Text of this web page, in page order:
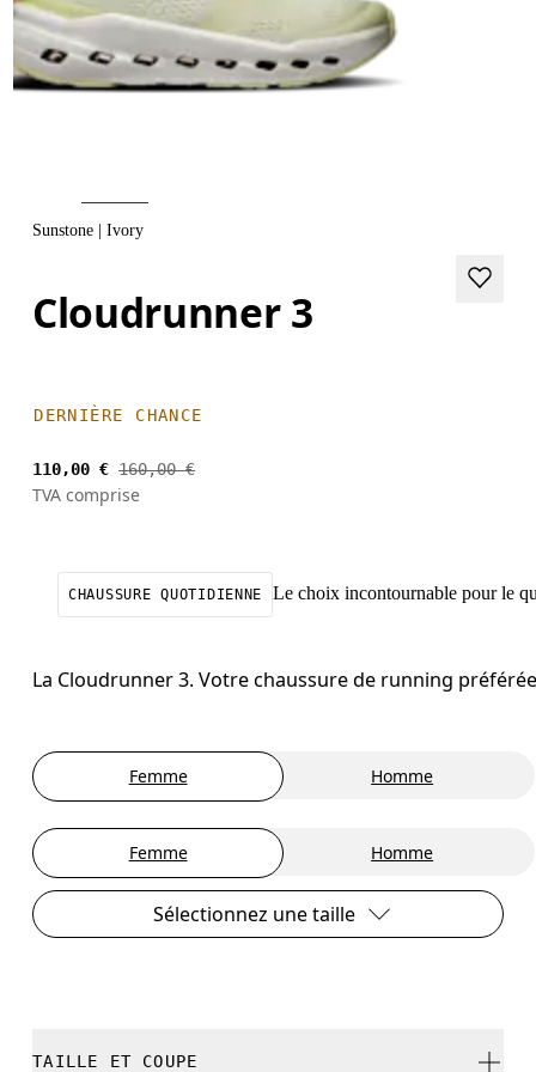
Sunstone | Ivory
Cloudrunner 3
DERNIÈRE CHANCE
110,00 € 160,00 €
TVA comprise
CHAUSSURE QUOTIDIENNE Le choix incontournable pour le
La Cloudrunner 3. Votre chaussure de running
Femme Homme
Femme Homme
Sélectionnez une taille
TAILLE ET COUPE